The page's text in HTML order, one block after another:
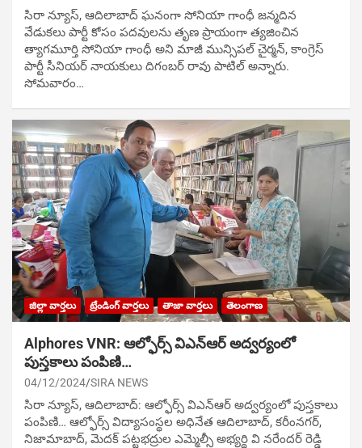
సిరా న్యూస్, ఆదిలాబాద్ ఘ‌నంగా సోనియా గాంధీ జ‌న్మ‌దిన
వేడుక‌లు పార్టీ కోసం ప‌ద‌వుల‌ను తృణ ప్రాయంగా త్య‌జించిన
త్యాగమూర్తి సోనియా గాంధీ అని మాజీ మున్సిప‌ల్ చైర్మ‌న్, కాంగ్రెస్
పార్టీ సీనియ‌ర్ నాయ‌కులు దిగంబ‌ర్ రావు పాటిల్ అన్నారు.
సోమవారం…
జిల్లా వార్తలు ట్రేండింగ్ వార్తలు తాజా వార్తలు తెలంగాణ
Alphores VNR: ఆల్ఫోర్స్ విఎన్ఆర్ అద్వర్యంలో
పుస్తకాలు పంపిణి…
04/12/2024 SIRA NEWS
సిరా న్యూస్, ఆదిలాబాద్: ఆల్ఫోర్స్ విఎన్ఆర్ అద్వర్యంలో పుస్తకాలు
పంపిణి… ఆల్ఫోర్స్ విద్యాసంస్థల అధినేత ఆదిలాబాద్, కరీంనగర్,
నిజామాబాద్, మెదక్ పట్టభద్రుల ఎమ్మెల్సీ అభ్యర్థి వి నరేందర్ రెడ్డి